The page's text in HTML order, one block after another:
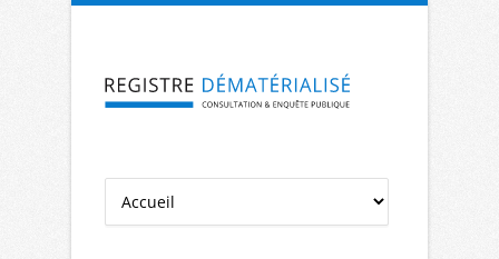
Aller à la navigation Aller au contenu